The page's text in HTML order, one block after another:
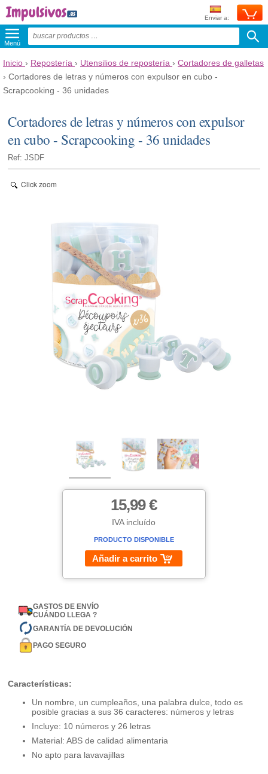
Enviar a:
Menú
Inicio › Repostería › Utensilios de repostería › Cortadores de galletas
› Cortadores de letras y números con expulsor en cubo -
Scrapcooking - 36 unidades
Cortadores de letras y números con expulsor
en cubo - Scrapcooking - 36 unidades
Ref: JSDF
Click zoom
15,99 €
IVA incluído
PRODUCTO DISPONIBLE
Añadir a carrito
GASTOS DE ENVÍO
CUÁNDO LLEGA ?
GARANTÍA DE DEVOLUCIÓN
PAGO SEGURO
Características:
Un nombre, un cumpleaños, una palabra dulce, todo es
posible gracias a sus 36 caracteres: números y letras
Incluye: 10 números y 26 letras
Material: ABS de calidad alimentaria
No apto para lavavajillas